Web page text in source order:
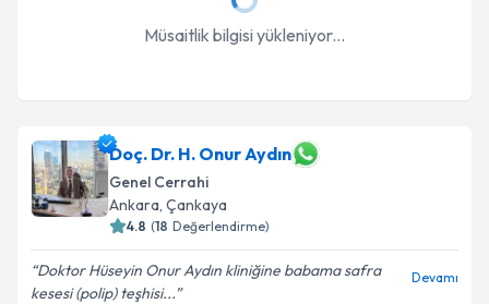
Müsaitlik bilgisi yükleniyor...
Doç. Dr. H. Onur Aydın
Genel Cerrahi
Ankara, Çankaya
4.8 (18 Değerlendirme)
Doktor Hüseyin Onur Aydın kliniğine babama safra
kesesi (polip) teşhisi...
Devamı